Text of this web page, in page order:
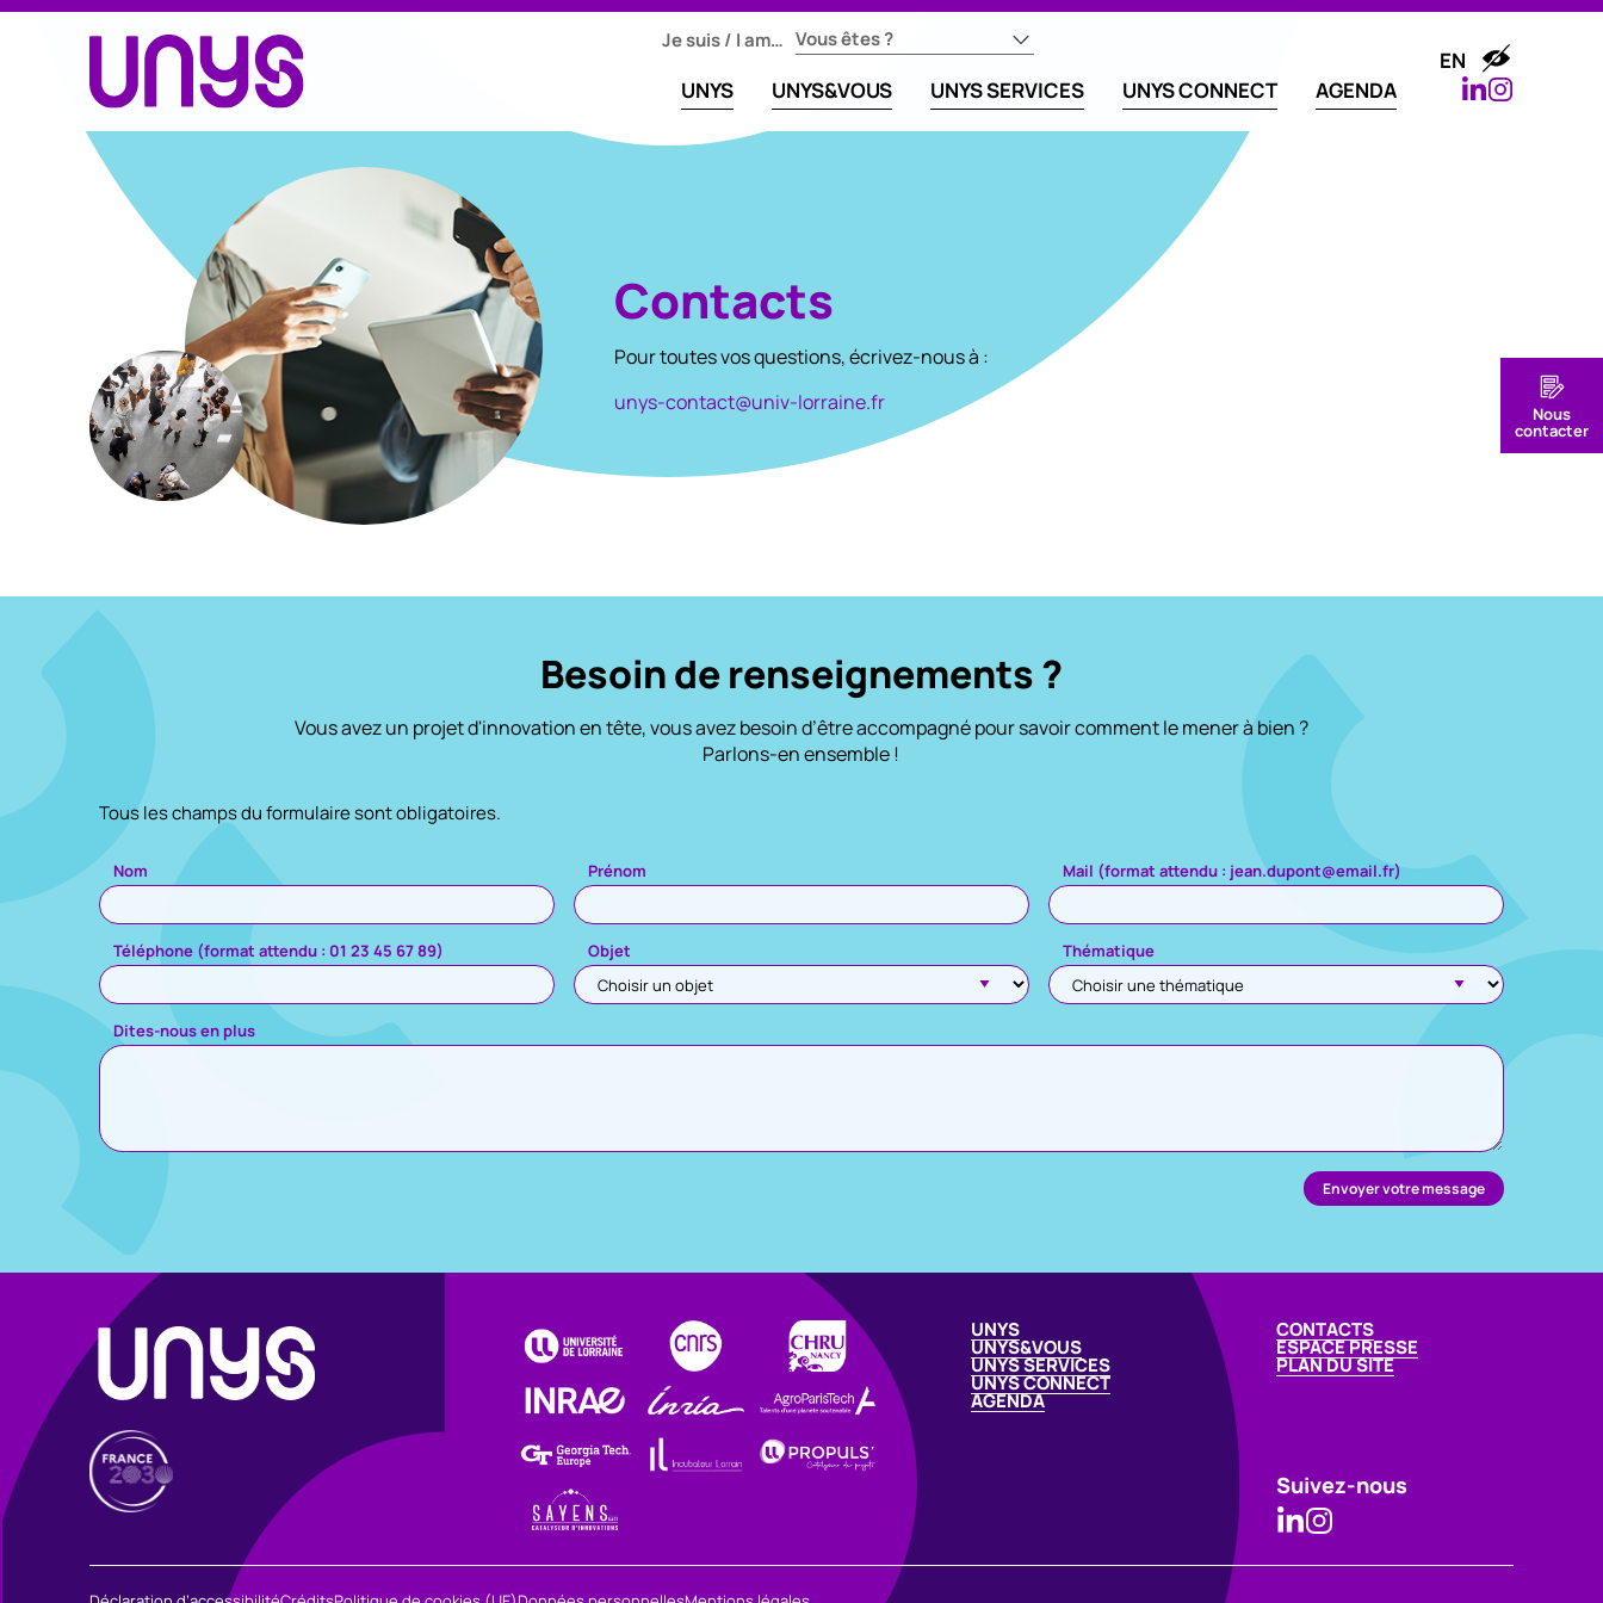
Je suis / I am… Vous êtes ?
UNYS UNYS&VOUS UNYS SERVICES UNYS CONNECT AGENDA
EN
Contacts
Pour toutes vos questions, écrivez-nous à :
unys-contact@univ-lorraine.fr
Nous
contacter
Besoin de renseignements ?
Vous avez un projet d'innovation en tête, vous avez besoin d’être accompagné pour savoir comment le mener à bien ?
Parlons-en ensemble !
Tous les champs du formulaire sont obligatoires.
Nom Prénom Mail (format attendu : jean.dupont@email.fr)
Téléphone (format attendu : 01 23 45 67 89) Objet Thématique
Veuillez laisser ce champ vide.
Dites-nous en plus
UNYS
UNYS&VOUS
UNYS SERVICES
UNYS CONNECT
AGENDA
CONTACTS
ESPACE PRESSE
PLAN DU SITE
Suivez-nous